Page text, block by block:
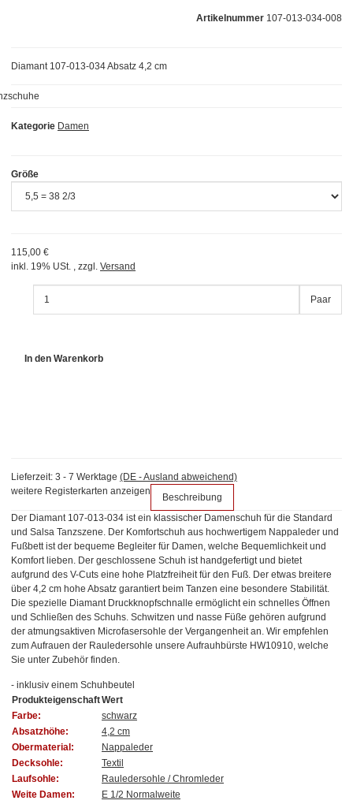
Artikelnummer 107-013-034-008
Kategorie Damen
Diamant 107-013-034 Absatz 4,2 cm
Größe
115,00 €
inkl. 19% USt. , zzgl. Versand
Paar
In den Warenkorb
Lieferzeit: 3 - 7 Werktage (DE - Ausland abweichend)
weitere Registerkarten anzeigen
Beschreibung
Der Diamant 107-013-034 ist ein klassischer Damenschuh für die Standard
und Salsa Tanzszene. Der Komfortschuh aus hochwertigem Nappaleder und
Fußbett ist der bequeme Begleiter für Damen, welche Bequemlichkeit und
Komfort lieben. Der geschlossene Schuh ist handgefertigt und bietet
aufgrund des V-Cuts eine hohe Platzfreiheit für den Fuß. Der etwas breitere
über 4,2 cm hohe Absatz garantiert beim Tanzen eine besondere Stabilität.
Die spezielle Diamant Druckknopfschnalle ermöglicht ein schnelles Öffnen
und Schließen des Schuhs. Schwitzen und nasse Füße gehören aufgrund
der atmungsaktiven Microfasersohle der Vergangenheit an. Wir empfehlen
zum Aufrauen der Rauledersohle unsere Aufrauhbürste HW10910, welche
Sie unter Zubehör finden.
- inklusiv einem Schuhbeutel
ProdukteigenschaftWert
Farbe:
schwarz
Absatzhöhe:
4,2 cm
Obermaterial:
Nappaleder
Decksohle:
Textil
Laufsohle:
Rauledersohle / Chromleder
Weite Damen:
E 1/2 Normalweite